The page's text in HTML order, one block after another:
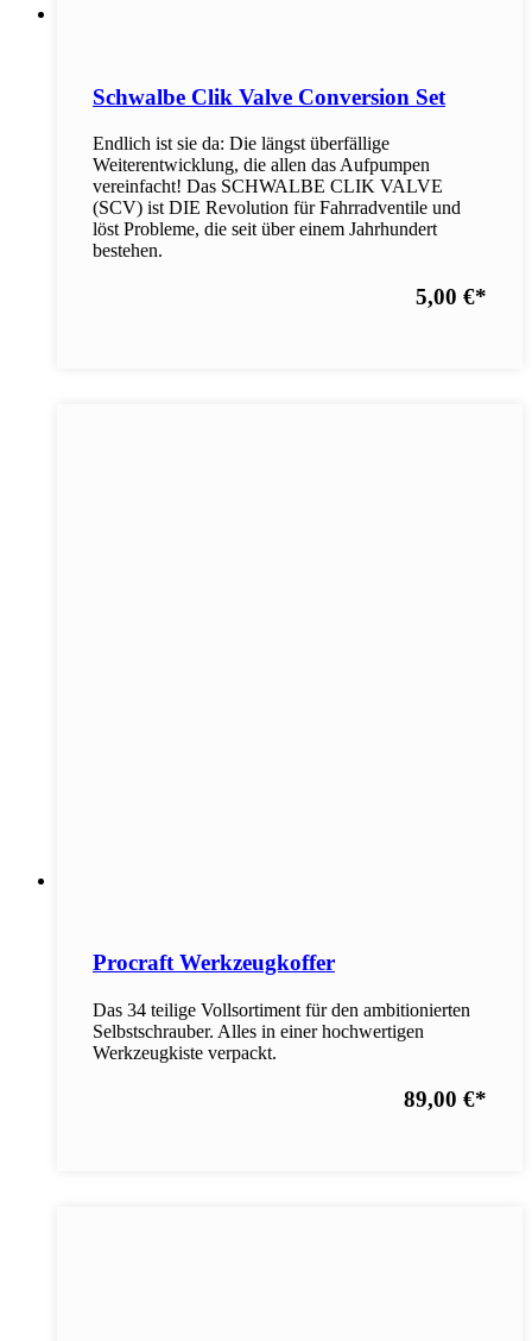
Schwalbe Clik Valve Conversion Set
Endlich ist sie da: Die längst überfällige
Weiterentwicklung, die allen das Aufpumpen
vereinfacht! Das SCHWALBE CLIK VALVE
(SCV) ist DIE Revolution für Fahrradventile und
löst Probleme, die seit über einem Jahrhundert
bestehen.
5,00 €*
Procraft Werkzeugkoffer
Das 34 teilige Vollsortiment für den ambitionierten
Selbstschrauber. Alles in einer hochwertigen
Werkzeugkiste verpackt.
89,00 €*